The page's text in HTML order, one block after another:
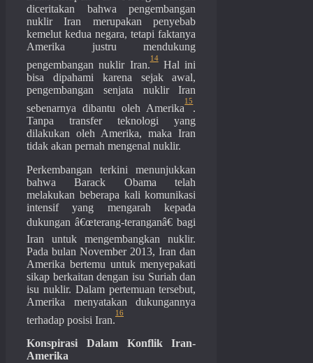
diceritakan bahwa pengembangan
nuklir Iran merupakan penyebab
kemelut kedua negara, tetapi faktanya
Amerika justru mendukung
pengembangan nuklir Iran.
14
Hal ini
bisa dipahami karena sejak awal,
pengembangan senjata nuklir Iran
sebenarnya dibantu oleh Amerika
15
.
Tanpa transfer teknologi yang
dilakukan oleh Amerika, maka Iran
tidak akan pernah mengenal nuklir.
Perkembangan terkini menunjukkan
bahwa Barack Obama telah
melakukan beberapa kali komunikasi
intensif yang mengarah kepada
dukungan â€œterang-teranganâ€ bagi
Iran untuk mengembangkan nuklir.
Pada bulan November 2013, Iran dan
Amerika bertemu untuk menyepakati
sikap berkaitan dengan isu Suriah dan
isu nuklir. Dalam pertemuan tersebut,
Amerika menyatakan dukungannya
terhadap posisi Iran.
16
Konspirasi Dalam Konflik Iran-
Amerika